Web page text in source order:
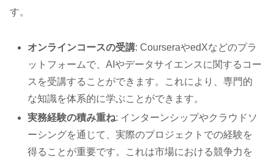
す。
オンラインコースの受講: CourseraやedXなどのプラ
ットフォームで、AIやデータサイエンスに関するコー
スを受講することができます。これにより、専門的
な知識を体系的に学ぶことができます。
実務経験の積み重ね: インターンシップやクラウドソ
ーシングを通じて、実際のプロジェクトでの経験を
得ることが重要です。これは市場における競争力を